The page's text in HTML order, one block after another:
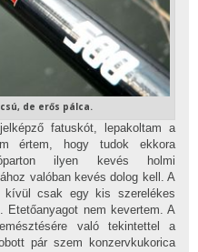
de erős pálca.
fatuskót, lepakoltam a
értem, hogy tudok ekkora
ilyen kevés holmi
valóban kevés dolog kell. A
kívül csak egy kis szerelékes
Etetőanyagot nem kevertem. A
való tekintettel a
pár szem konzervkukorica